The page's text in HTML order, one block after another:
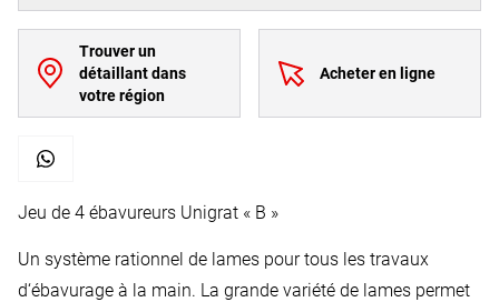
Trouver un
détaillant dans
votre région
Acheter en ligne
Jeu de 4 ébavureurs Unigrat « B »
Un système rationnel de lames pour tous les travaux
d‘ébavurage à la main. La grande variété de lames permet